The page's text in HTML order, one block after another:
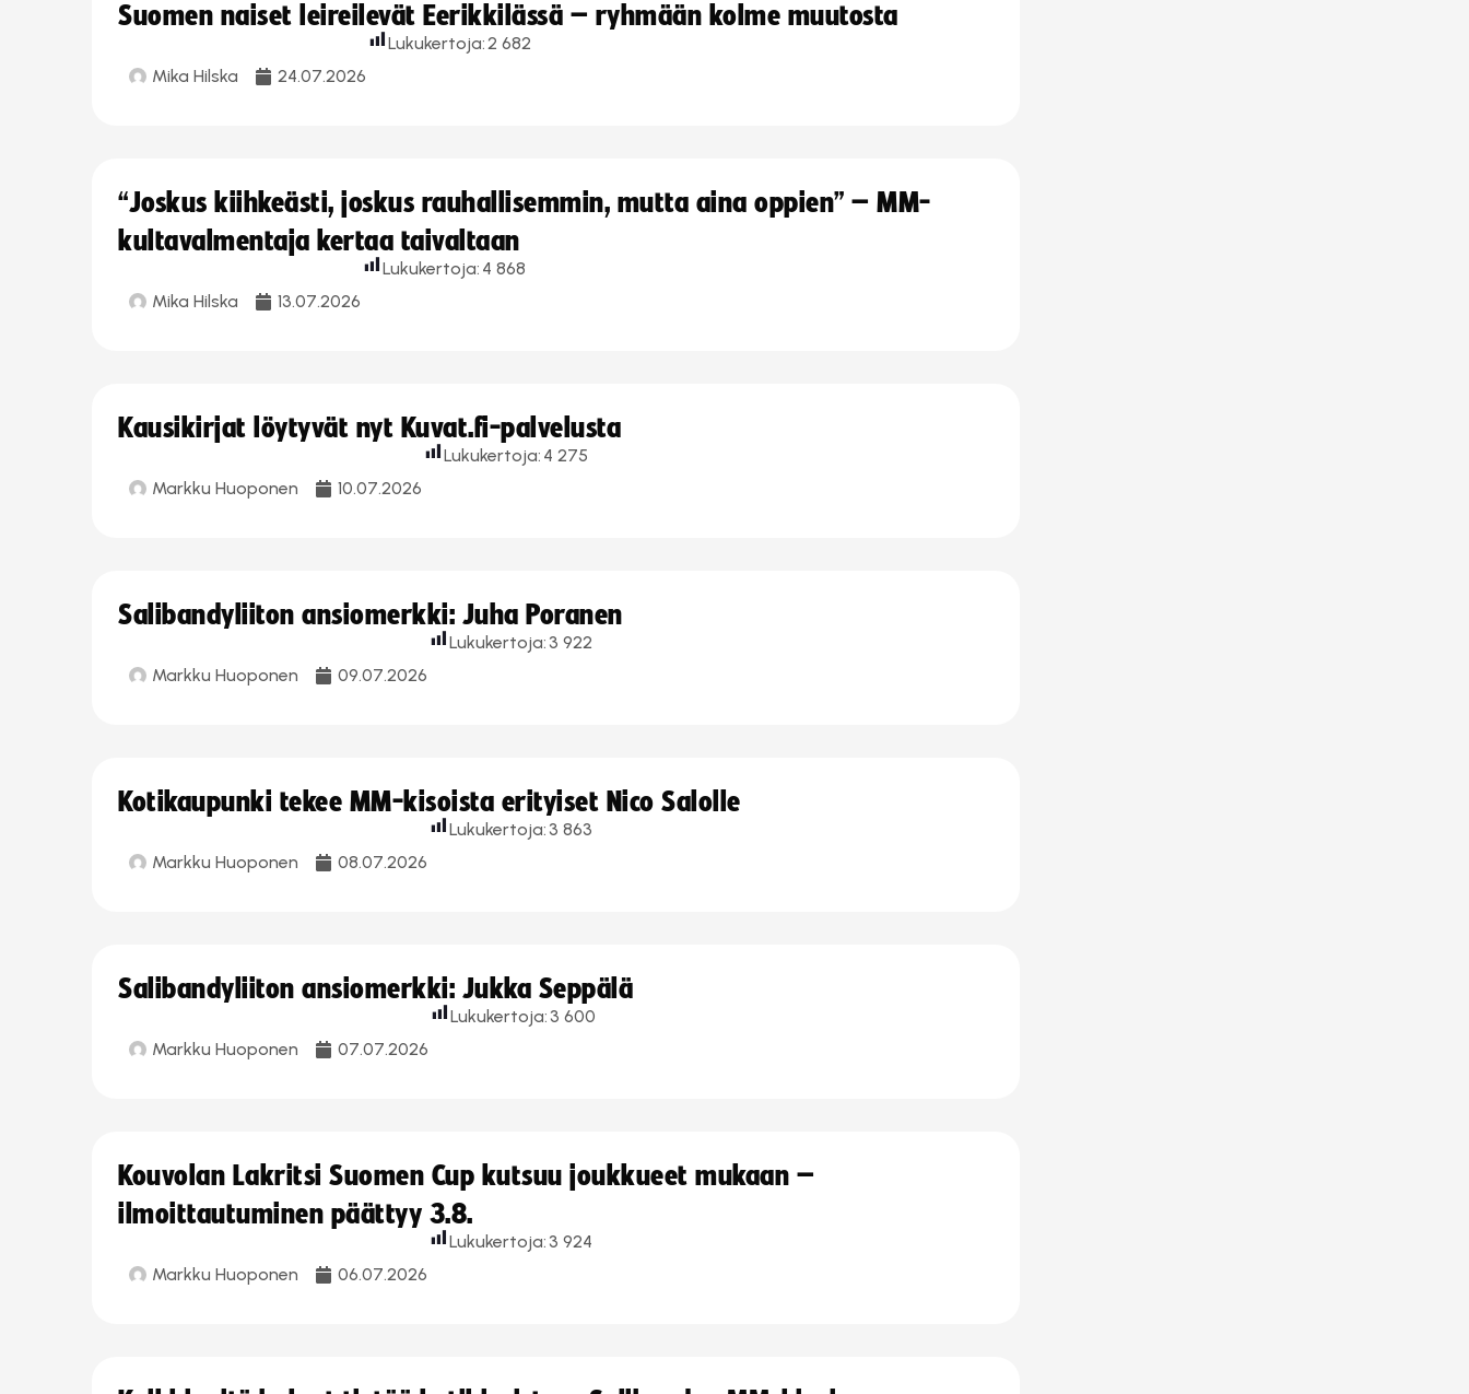
Suomen naiset leireilevät Eerikkilässä – ryhmään kolme muutosta
Mika Hilska 24.07.2026
Lukukertoja:2 682
“Joskus kiihkeästi, joskus rauhallisemmin, mutta aina oppien” – MM-
kultavalmentaja kertaa taivaltaan
Mika Hilska 13.07.2026
Lukukertoja: 4 868
Kausikirjat löytyvät nyt Kuvat.fi-palvelusta
Markku Huoponen 10.07.2026
Lukukertoja: 4 275
Salibandyliiton ansiomerkki: Juha Poranen
Markku Huoponen 09.07.2026
Lukukertoja: 3 922
Kotikaupunki tekee MM-kisoista erityiset Nico Salolle
Markku Huoponen 08.07.2026
Lukukertoja: 3 863
Salibandyliiton ansiomerkki: Jukka Seppälä
Markku Huoponen 07.07.2026
Lukukertoja: 3 600
Kouvolan Lakritsi Suomen Cup kutsuu joukkueet mukaan –
ilmoittautuminen päättyy 3.8.
Markku Huoponen 06.07.2026
Lukukertoja: 3 924